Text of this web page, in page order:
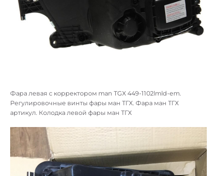
Фара левая c корректором man TGX 449-1102lmld-em.
Регулировочные винты фары ман ТГХ. Фара ман ТГХ
артикул. Колодка левой фары ман ТГХ